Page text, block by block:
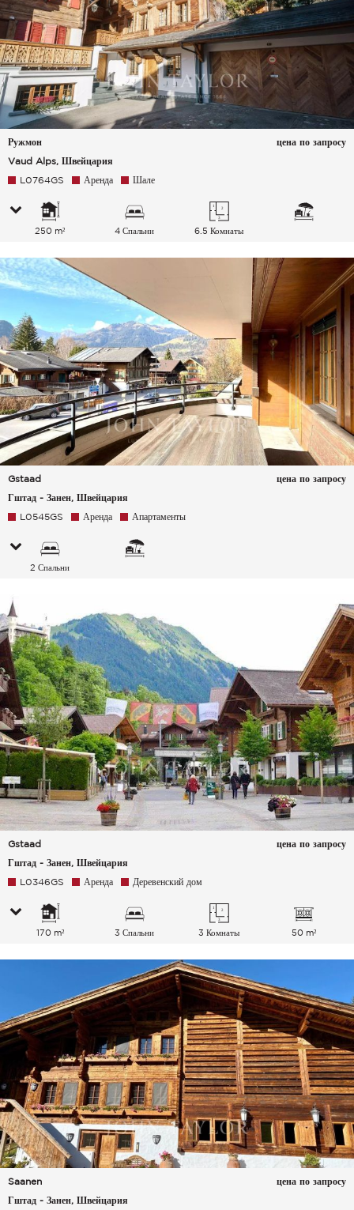
Ружмон
Vaud Alps, Швейцария
цена по запросу
L0764GS Аренда Шале
250 m² 4 Спальни 6.5 Комнаты
Gstaad
Гштад - Занен, Швейцария
цена по запросу
L0545GS Аренда Апартаменты
2 Спальни
Gstaad
Гштад - Занен, Швейцария
цена по запросу
L0346GS Аренда Деревенский дом
170 m² 3 Спальни 3 Комнаты 50 m²
Saanen
Гштад - Занен, Швейцария
цена по запросу